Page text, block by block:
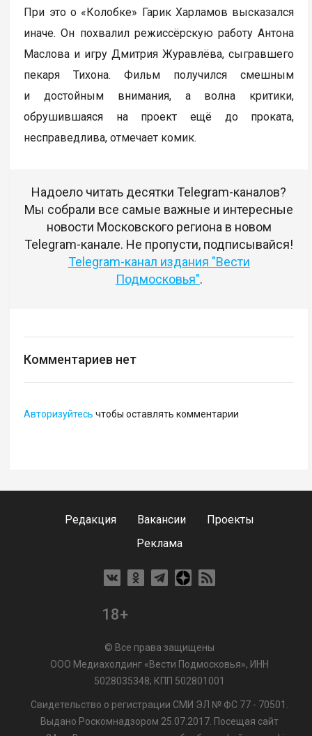
При это о «Колобке» Гарик Харламов высказался
иначе. Он похвалил режиссёрскую работу Антона
Маслова и игру Дмитрия Журавлёва, сыгравшего
пекаря Тихона. Фильм получился смешным
и достойным внимания, а волна критики,
обрушившаяся на проект ещё до проката,
несправедлива, отмечает комик.
Надоело читать десятки Telegram-каналов?
Мы собрали все самые важные и интересные
новости Московского региона в новом
Telegram-канале. Не пропусти, подписывайся!
Telegram-канал издания "Вести
Подмосковья".
Комментариев нет
Авторизуйтесь чтобы оставлять комментарии
Редакция Вакансии
Проекты
Реклама
18+
© Все права защищены
ООО Медиахолдинг «Вести Подмосковья», ИНН
5028035348; КПП 502801001
Свидетельство о регистрации СМИ ЭЛ № ФС 77 - 70501.
Выдано Роскомнадзором 25.07.2017. Посещая сайт